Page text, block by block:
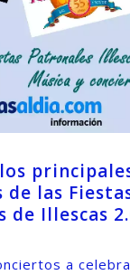
las
de Illescas
a